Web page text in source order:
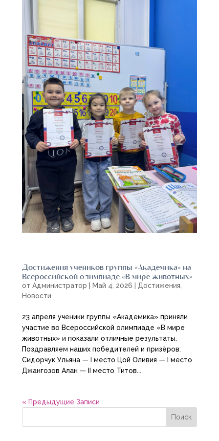
Достижения учеников группы «Академика» на
Всероссийской олимпиаде «В мире животных»
от Администратор Май 4, 2026 Достижения,
Новости
23 апреля ученики группы «Академика» приняли
участие во Всероссийской олимпиаде «В мире
животных» и показали отличные результаты.
Поздравляем наших победителей и призёров:
Сидорчук Ульяна — I место Цой Оливия — I место
Джангозов Алан — II место Титов...
« Предыдущие Записи